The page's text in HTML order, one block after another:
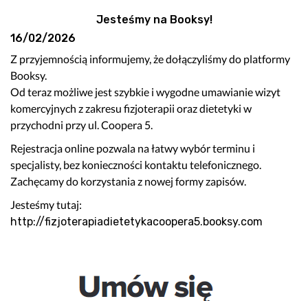
Jesteśmy na Booksy!
16/02/2026
Z przyjemnością informujemy, że dołączyliśmy do platformy
Booksy.
Od teraz możliwe jest szybkie i wygodne umawianie wizyt
komercyjnych z zakresu fizjoterapii oraz dietetyki w
przychodni przy ul. Coopera 5.
Rejestracja online pozwala na łatwy wybór terminu i
specjalisty, bez konieczności kontaktu telefonicznego.
Zachęcamy do korzystania z nowej formy zapisów.
Jesteśmy tutaj:
http://fizjoterapiadietetykacoopera5.booksy.com